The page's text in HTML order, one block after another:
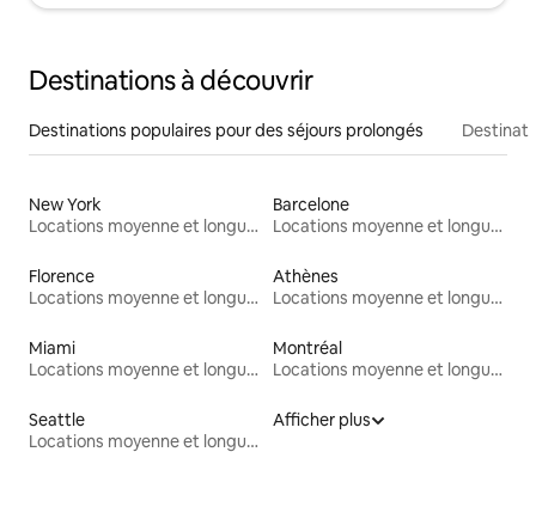
Destinations à découvrir
Destinations populaires pour des séjours prolongés
New York
Locations moyenne et longue durée
Barcelone
Locations moyenne et longue durée
Florence
Locations moyenne et longue durée
Athènes
Locations moyenne et longue durée
Miami
Locations moyenne et longue durée
Montréal
Locations moyenne et longue durée
Seattle
Locations moyenne et longue durée
Afficher plus